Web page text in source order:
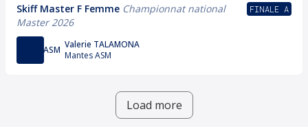
Skiff Master F Femme Championnat national
Master 2026
FINALE A
ASM Mantes ASM
Valerie TALAMONA
Load more